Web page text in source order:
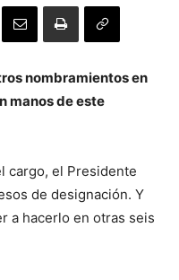
nombramientos en
manos de este
cargo, el Presidente
de designación. Y
a hacerlo en otras seis